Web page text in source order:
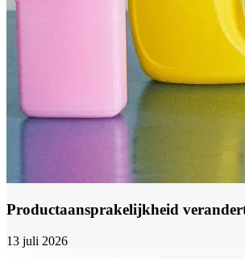
Productaansprakelijkheid
13 juli 2026